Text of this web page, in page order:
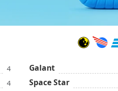
4
4
Galant
Space Star